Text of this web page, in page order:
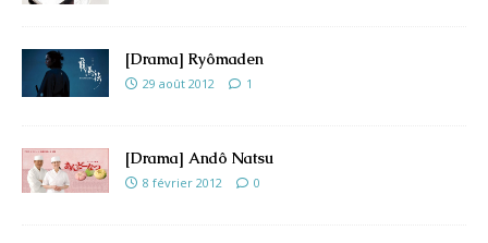
[Drama] Ryômaden
29 août 2012 1
[Drama] Andô Natsu
8 février 2012 0